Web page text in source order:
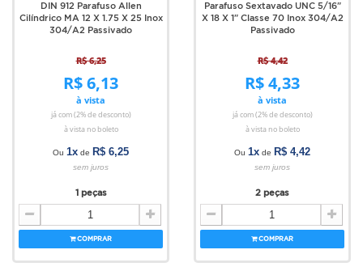
DIN 912 Parafuso Allen
Cilíndrico MA 12 X 1.75 X 25 Inox
304/A2 Passivado
R$ 6,25
R$ 6,13
à vista
já com (2% de desconto)
à vista no boleto
Ou 1x de R$ 6,25
sem juros
1 peças
COMPRAR
Parafuso Sextavado UNC 5/16"
X 18 X 1" Classe 70 Inox 304/A2
Passivado
R$ 4,42
R$ 4,33
à vista
já com (2% de desconto)
à vista no boleto
Ou 1x de R$ 4,42
sem juros
2 peças
COMPRAR